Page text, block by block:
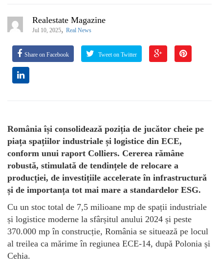
Realestate Magazine
Jul 10, 2025, Real News
Share on Facebook Tweet on Twitter
România își consolidează poziția de jucător cheie pe
piața spațiilor industriale și logistice din ECE,
conform unui raport Colliers. Cererea rămâne
robustă, stimulată de tendințele de relocare a
producției, de investițiile accelerate în infrastructură
și de importanța tot mai mare a standardelor ESG.
Cu un stoc total de 7,5 milioane mp de spații industriale
și logistice moderne la sfârșitul anului 2024 și peste
370.000 mp în construcție, România se situează pe locul
al treilea ca mărime în regiunea ECE-14, după Polonia și
Cehia.